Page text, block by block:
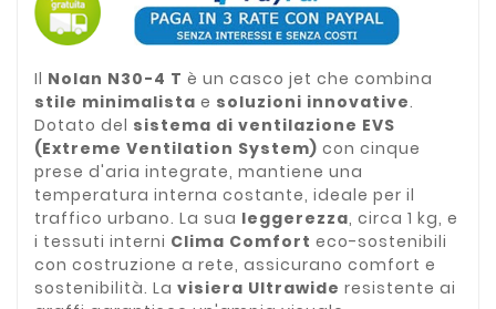
Il Nolan N30-4 T è un casco jet che combina
stile minimalista e soluzioni innovative.
Dotato del sistema di ventilazione EVS
(Extreme Ventilation System) con cinque
prese d'aria integrate, mantiene una
temperatura interna costante, ideale per il
traffico urbano. La sua leggerezza, circa 1 kg, e
i tessuti interni Clima Comfort eco-sostenibili
con costruzione a rete, assicurano comfort e
sostenibilità. La visiera Ultrawide resistente ai